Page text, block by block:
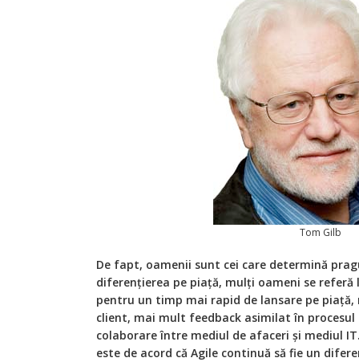
Tom Gilb
De fapt, oamenii sunt cei care determină
diferențierea pe piață, mulți oameni se referă
pentru un timp mai rapid de lansare pe
client, mai mult feedback asimilat în
colaborare între mediul de afaceri și mediul
este de acord că Agile continuă să fie un